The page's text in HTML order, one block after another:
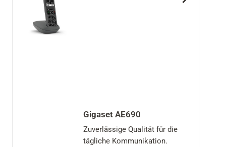
Gigaset AE690
Zuverlässige Qualität für die
tägliche Kommunikation.